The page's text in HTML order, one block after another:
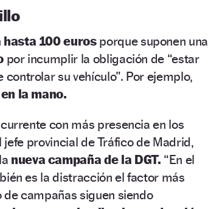
hasta 100 euros porque suponen una
por incumplir la obligación de “estar
su vehículo”. Por ejemplo,
la mano.
con más presencia en los
provincial de Tráfico de Madrid,
nueva campaña de la DGT. “En el
es la distracción el factor más
campañas siguen siendo